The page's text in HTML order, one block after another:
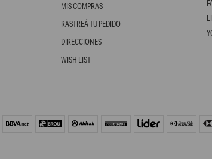
MIS COMPRAS
RASTREÁ TU PEDIDO
DIRECCIONES
WISH LIST